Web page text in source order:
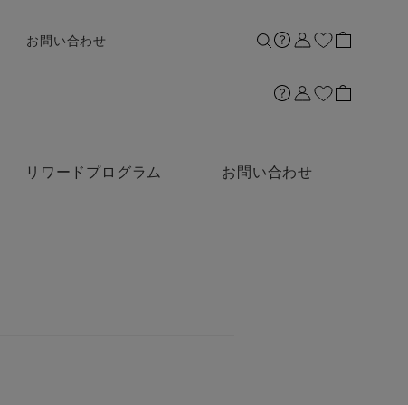
リワードプログラム お問い合わせ
お問い合わせ